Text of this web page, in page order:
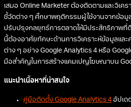
เสมอ Online Marketer ต้องติดตามและวิเค
ชี้วัดต่าง ๆ ศึกษาพฤติกรรมผู้ใช้งานจากข้อมูล
ปรับปรุงกลยุทธ์การตลาดให้มีประสิทธิภาพที่
นี้ต้องอาศัยทักษะด้านการวิเคราะห์ข้อมูลและ
ต่าง ๆ อย่าง Google Analytics 4 หรือ
มือสำคัญในการสร้างแคมเปญโฆษณาบน
แนะนำเนื้อหาที่น่าสนใจ
คู่มือติดตั้ง Google Analytics 4 อัปเด